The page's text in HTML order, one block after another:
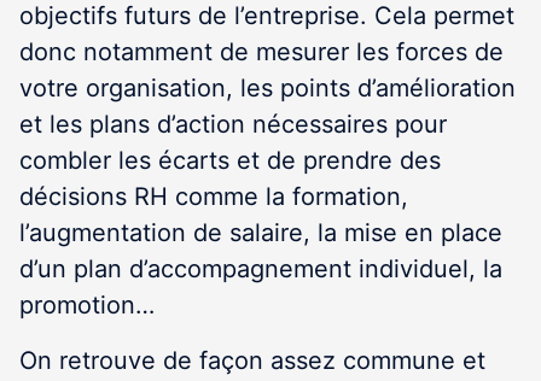
objectifs futurs de l’entreprise. Cela permet
donc notamment de mesurer les forces de
votre organisation, les points d’amélioration
et les plans d’action nécessaires pour
combler les écarts et de prendre des
décisions RH comme la formation,
l’augmentation de salaire, la mise en place
d’un plan d’accompagnement individuel, la
promotion…
On retrouve de façon assez commune et